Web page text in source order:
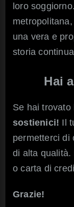
loro
una vera e
storia
Hai
Se hai trovato
sostienici! Il
permetterci di
di alta qualità.
o carta di
Grazie!